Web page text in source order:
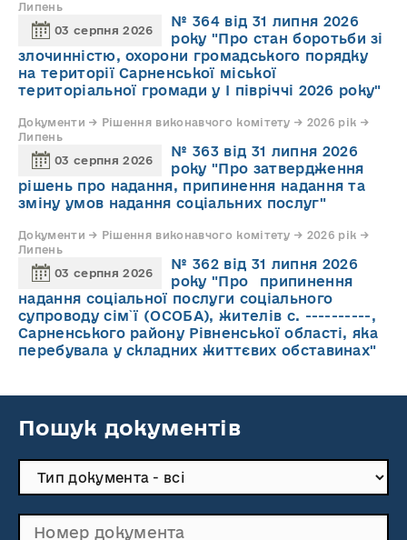
Липень
03 серпня 2026
№ 364 від 31 липня 2026
року "Про стан боротьби зі
злочинністю, охорони громадського порядку
на території Сарненської міської
територіальної громади у І півріччі 2026 року"
Документи → Рішення виконавчого комітету → 2026 рік →
Липень
03 серпня 2026
№ 363 від 31 липня 2026
року "Про затвердження
рішень про надання, припинення надання та
зміну умов надання соціальних послуг"
Документи → Рішення виконавчого комітету → 2026 рік →
Липень
03 серпня 2026
№ 362 від 31 липня 2026
року "Про припинення
надання соціальної послуги соціального
супроводу cім`ї (ОСОБА), жителів с. ----------,
Сарненського району Рівненської області, яка
перебувала у складних життєвих обставинах"
Пошук документів